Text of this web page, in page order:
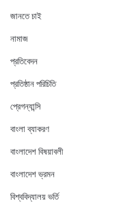
জানতে চাই
নামাজ
প্রতিবেদন
প্রতিষ্ঠান পরিচিতি
প্রেগন্যান্সি
বাংলা ব্যাকরণ
বাংলাদেশ বিষয়াবলী
বাংলাদেশ ভ্রমন
বিশ্ববিদ্যালয় ভর্তি